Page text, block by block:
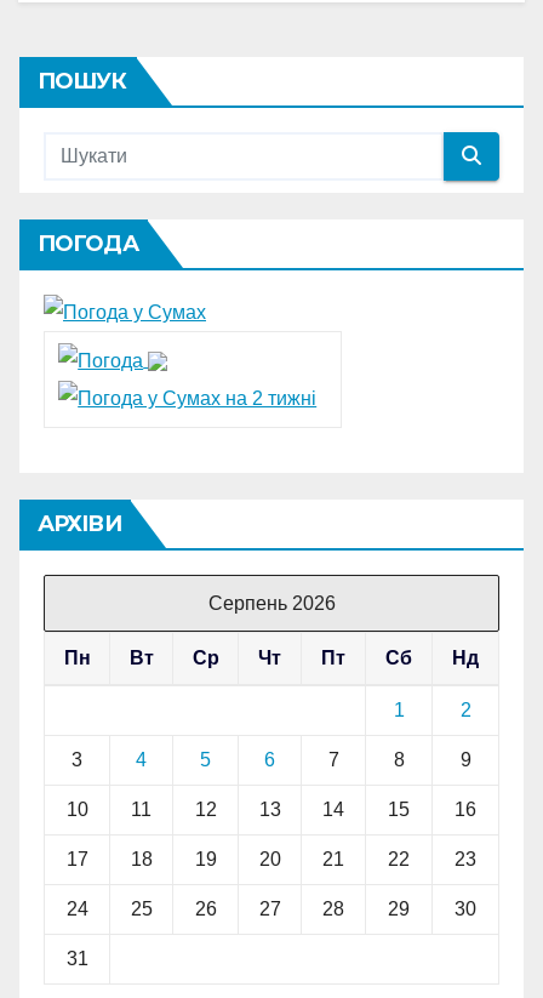
ПОШУК
ПОГОДА
АРХІВИ
Серпень 2026
Пн Вт Ср Чт Пт Сб Нд
1 2
3 4 5 6 7 8 9
10 11 12 13 14 15 16
17 18 19 20 21 22 23
24 25 26 27 28 29 30
31